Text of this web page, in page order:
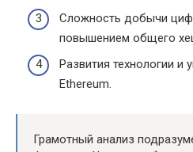
Сложность добычи
повышением общего
Развития технологии и
Ethereum.
Грамотный анализ